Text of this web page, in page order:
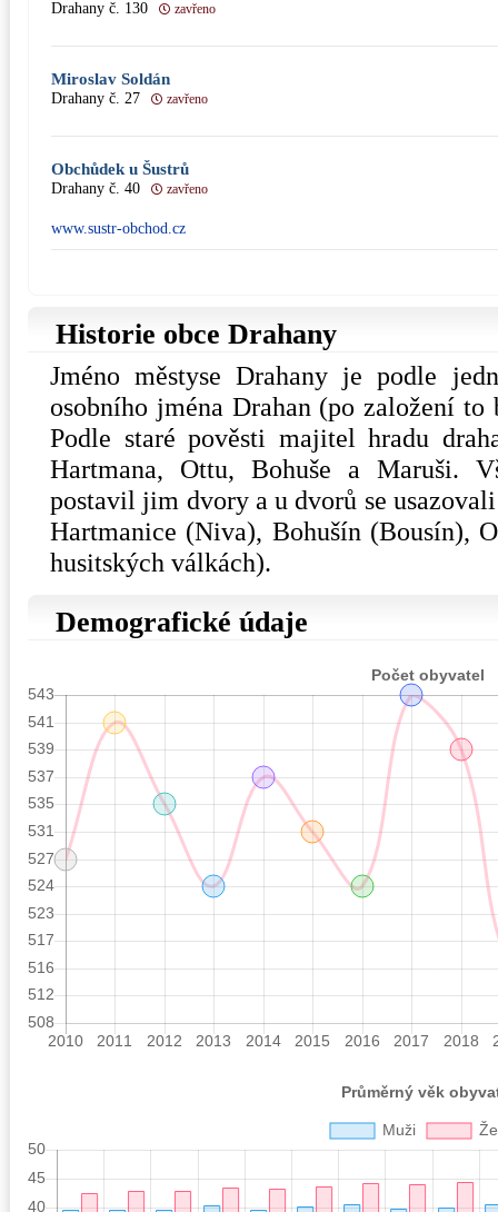
Drahany č. 130 zavřeno
Miroslav Soldán
Drahany č. 27 zavřeno
Obchůdek u Šustrů
Drahany č. 40 zavřeno
www.sustr-obchod.cz
Historie obce Drahany
Jméno městyse Drahany je podle
osobního jména Drahan (po založení
Podle staré pověsti majitel hradu
Hartmana, Ottu, Bohuše a Maruši.
postavil jim dvory a u dvorů se
Hartmanice (Niva), Bohušín (Bousín),
husitských válkách).
Demografické údaje